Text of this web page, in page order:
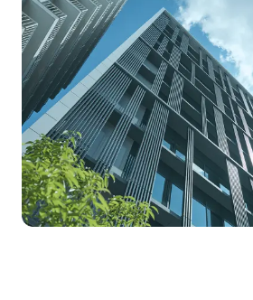
外壁塗装
屋根塗装
いえもる
外壁のミカタ（塗り替え相談所）
住まい探しのミカタ
施工事例
外壁セルフチェック
無料点検・お見積もり